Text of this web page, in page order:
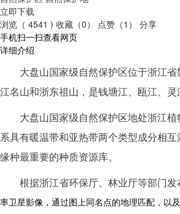
立即下载
浏览（ 4541 ) 收藏（0） 点赞（1）
分享
手机扫一扫查看网页
详细介绍
大盘山国家级自然保护区位于浙江省
江名山和浙东祖山，是钱塘江、瓯江、灵
大盘山国家级自然保护区地处浙江
系具有暖温带和亚热带两个类型成分相
缘种最重要的种质资源库。
根据浙江省环保厅、林业厅等部门
率卫星影像，通过图上同名点的地理匹配，以